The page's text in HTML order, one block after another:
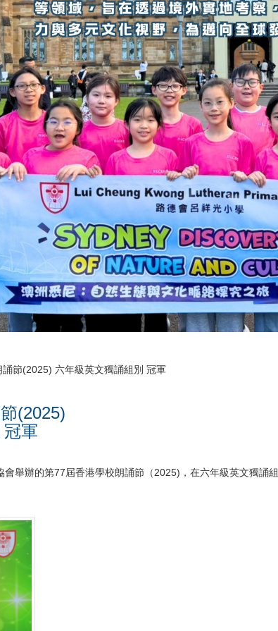
節(2025) 六年級英文獨誦組別 冠軍
(2025)
軍
舉辦的第77屆香港學校朗誦節（2025)，在六年級英文獨誦組